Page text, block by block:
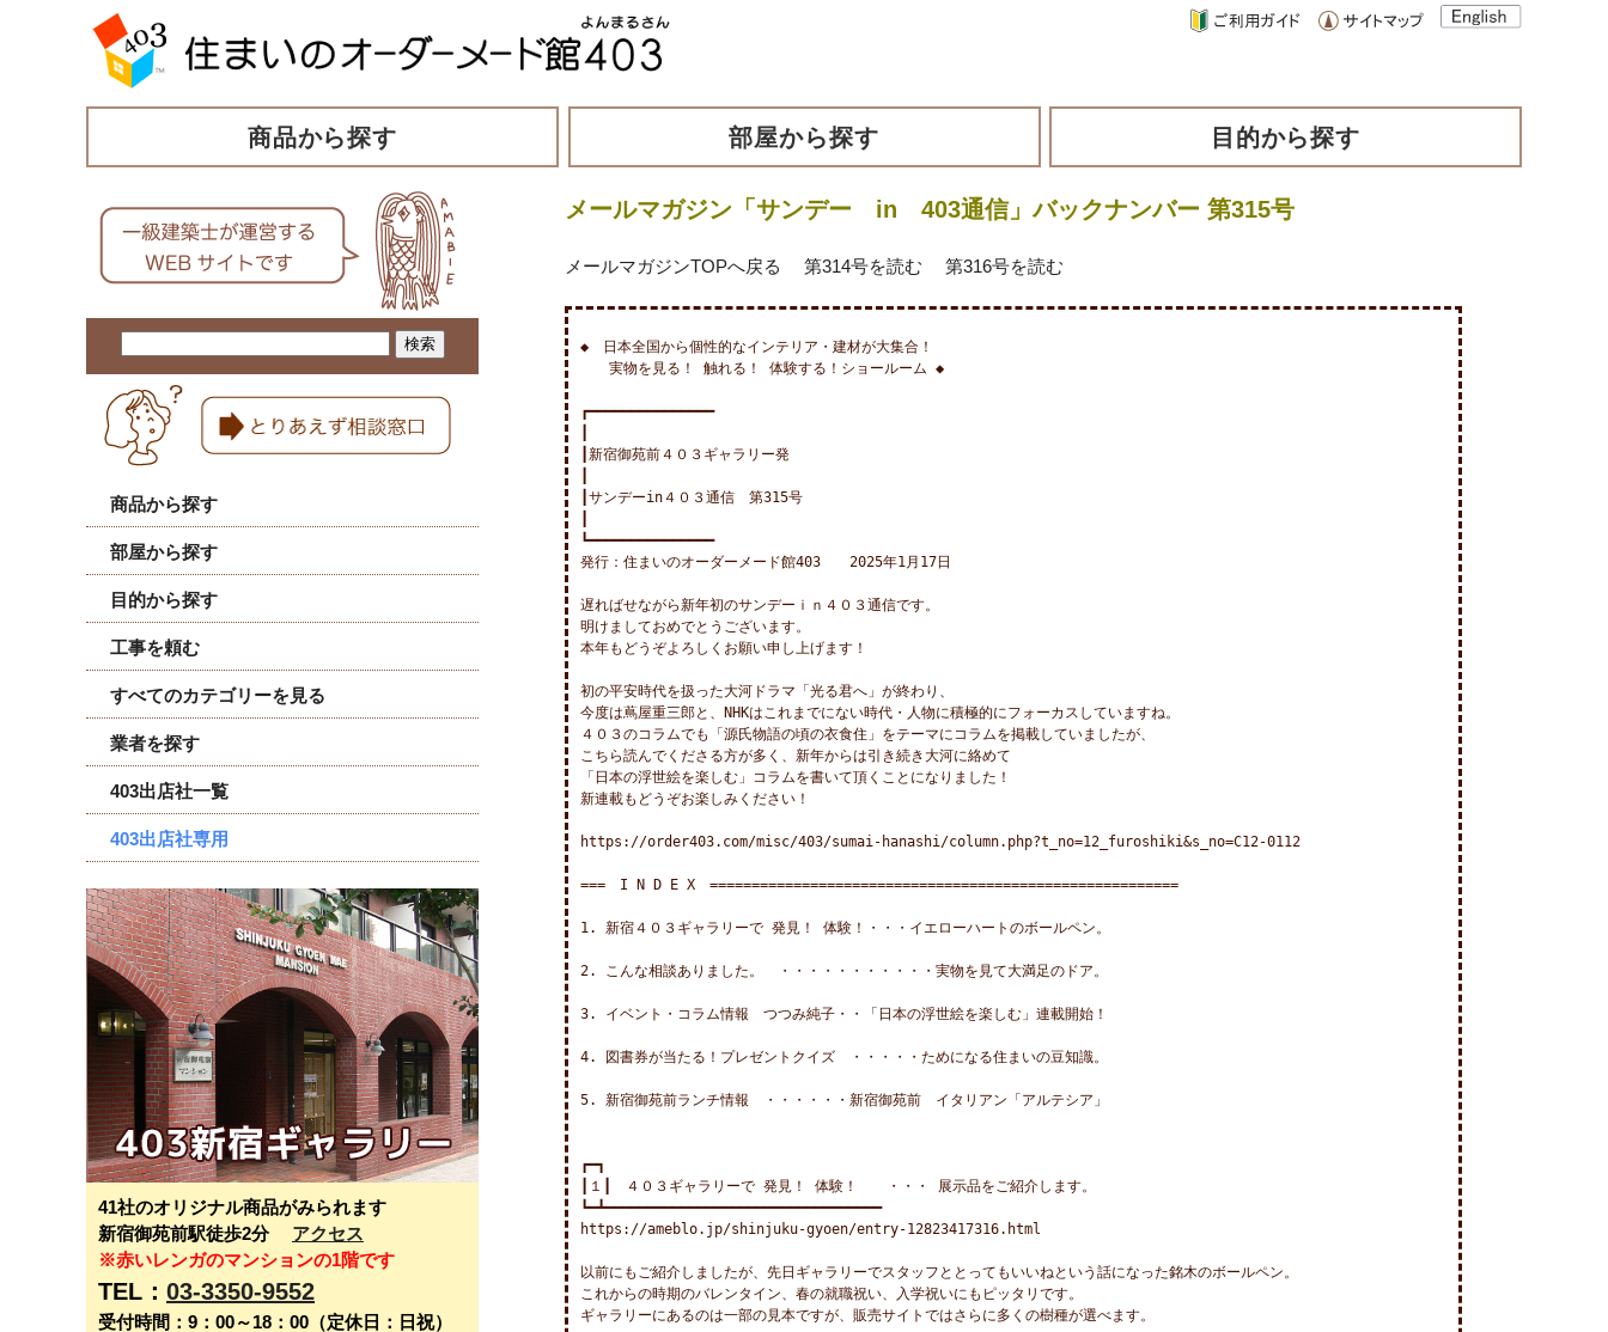
商品から探す 部屋から探す 目的から探す
商品から探す
部屋から探す
目的から探す
工事を頼む
すべてのカテゴリーを見る
業者を探す
403出店社一覧
403出店社専用
41社のオリジナル商品がみられます
新宿御苑前駅徒歩2分 アクセス
※赤いレンガのマンションの1階です
TEL： 03-3350-9552
受付時間：9：00～18：00（定休日：日祝）
メールマガジン「サンデー in 403通信」バックナンバー 第315号
メールマガジンTOPへ戻る 第314号を読む 第316号を読む
◆　日本全国から個性的なインテリア・建材が大集合！
実物を見る！ 触れる！ 体験する！ショールーム ◆
┏━━━━━━━━━━━━━━━
┃新宿御苑前４０３ギャラリー発
┃サンデーin４０３通信　第315号
┗━━━━━━━━━━━━━━━
発行：住まいのオーダーメード館403　　2025年1月17日
遅ればせながら新年初のサンデーｉｎ４０３通信です。
明けましておめでとうございます。
本年もどうぞよろしくお願い申し上げます！
初の平安時代を扱った大河ドラマ「光る君へ」が終わり、
今度は蔦屋重三郎と、NHKはこれまでにない時代・人物に積極的にフォーカスしていますね。
４０３のコラムでも「源氏物語の頃の衣食住」をテーマにコラムを掲載していましたが、
こちら読んでくださる方が多く、新年からは引き続き大河に絡めて
「日本の浮世絵を楽しむ」コラムを書いて頂くことになりました！
新連載もどうぞお楽しみください！
https://order403.com/misc/403/sumai-hanashi/column.php?t_no=12_furoshiki&s_no=C12-0112
===　I N D E X　========================================================
1. 新宿４０３ギャラリーで 発見！ 体験！・・・イエローハートのボールペン。
2. こんな相談ありました。　・・・・・・・・・・・実物を見て大満足のドア。
3. イベント・コラム情報　つつみ純子・・「日本の浮世絵を楽しむ」連載開始！
4. 図書券が当たる！プレゼントクイズ　・・・・・ためになる住まいの豆知識。
5. 新宿御苑前ランチ情報　・・・・・・新宿御苑前　イタリアン「アルテシア」
┏━┓
┃１┃　４０３ギャラリーで 発見！ 体験！　　・・・ 展示品をご紹介します。
┗━┻━━━━━━━━━━━━━━━━━━━━━━━━━━━━━━━━━
https://ameblo.jp/shinjuku-gyoen/entry-12823417316.html
以前にもご紹介しましたが、先日ギャラリーでスタッフととってもいいねという話になった銘木のボールペン。
これからの時期のバレンタイン、春の就職祝い、入学祝いにもピッタリです。
ギャラリーにあるのは一部の見本ですが、販売サイトではさらに多くの樹種が選べます。